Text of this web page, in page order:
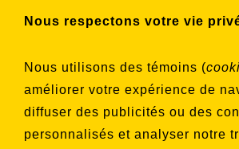
Nous respectons votre vie
Nous utilisons des témoins (
améliorer votre expérience de
diffuser des publicités ou des
personnalisés et analyser notre
souhaitez vous inscrire
Aucune liste sélectionnée
S'INSCRIRE